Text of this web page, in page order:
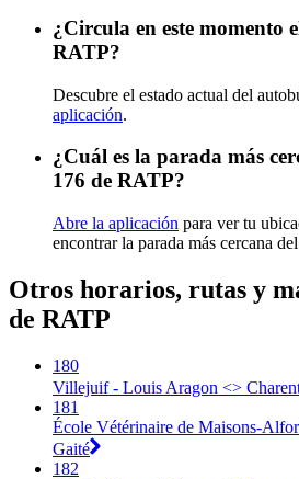
¿Circula en este momento
RATP?
Descubre el estado actual del
aplicación.
¿Cuál es la parada más
176 de RATP?
Abre la aplicación para ver tu
encontrar la parada más cercana
Otros horarios, rutas y
de RATP
180
Villejuif - Louis Aragon <>
181
École Vétérinaire de Maisons-
Gaité
182